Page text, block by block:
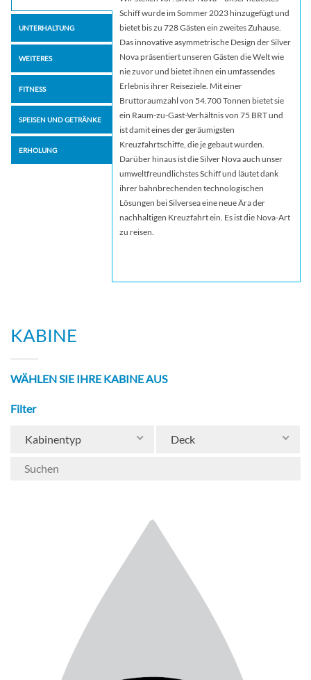
UNTERHALTUNG
WEITERES
FITNESS
SPEISEN UND GETRÄNKE
ERHOLUNG
Schiff wurde im Sommer 2023 hinzugefügt und
bietet bis zu 728 Gästen ein zweites Zuhause.
Das innovative asymmetrische Design der Silver
Nova präsentiert unseren Gästen die Welt wie
nie zuvor und bietet ihnen ein umfassendes
Erlebnis ihrer Reiseziele. Mit einer
Bruttoraumzahl von 54.700 Tonnen bietet sie
ein Raum-zu-Gast-Verhältnis von 75 BRT und
ist damit eines der geräumigsten
Kreuzfahrtschiffe, die je gebaut wurden.
Darüber hinaus ist die Silver Nova auch unser
umweltfreundlichstes Schiff und läutet dank
ihrer bahnbrechenden technologischen
Lösungen bei Silversea eine neue Ära der
nachhaltigen Kreuzfahrt ein. Es ist die Nova-Art
zu reisen.
KABINE
WÄHLEN SIE IHRE KABINE AUS
Filter
Kabinentyp Deck